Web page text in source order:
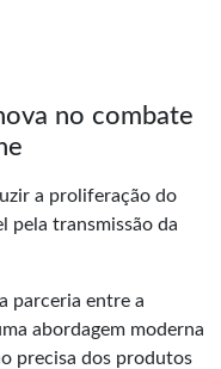
no combate
a proliferação do
pela transmissão da
parceria entre a
abordagem moderna
precisa dos produtos